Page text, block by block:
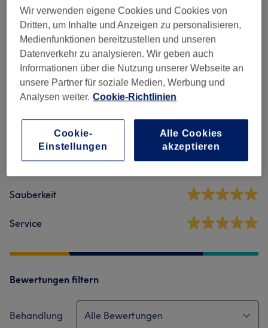
Maniküre & Pediküre (5) ab 30 €
Salonbewertungen
4,7 82 Bewertungen
Sauberkeit
Service
Bewertungen filtern
Behandlung Alle Bewertungen
Wir verwenden eigene Cookies und Cookies von
Dritten, um Inhalte und Anzeigen zu personalisieren,
Medienfunktionen bereitzustellen und unseren
Datenverkehr zu analysieren. Wir geben auch
Informationen über die Nutzung unserer Webseite an
unsere Partner für soziale Medien, Werbung und
Analysen weiter. Cookie-Richtlinien
Cookie-
Einstellungen
Alle Cookies
akzeptieren